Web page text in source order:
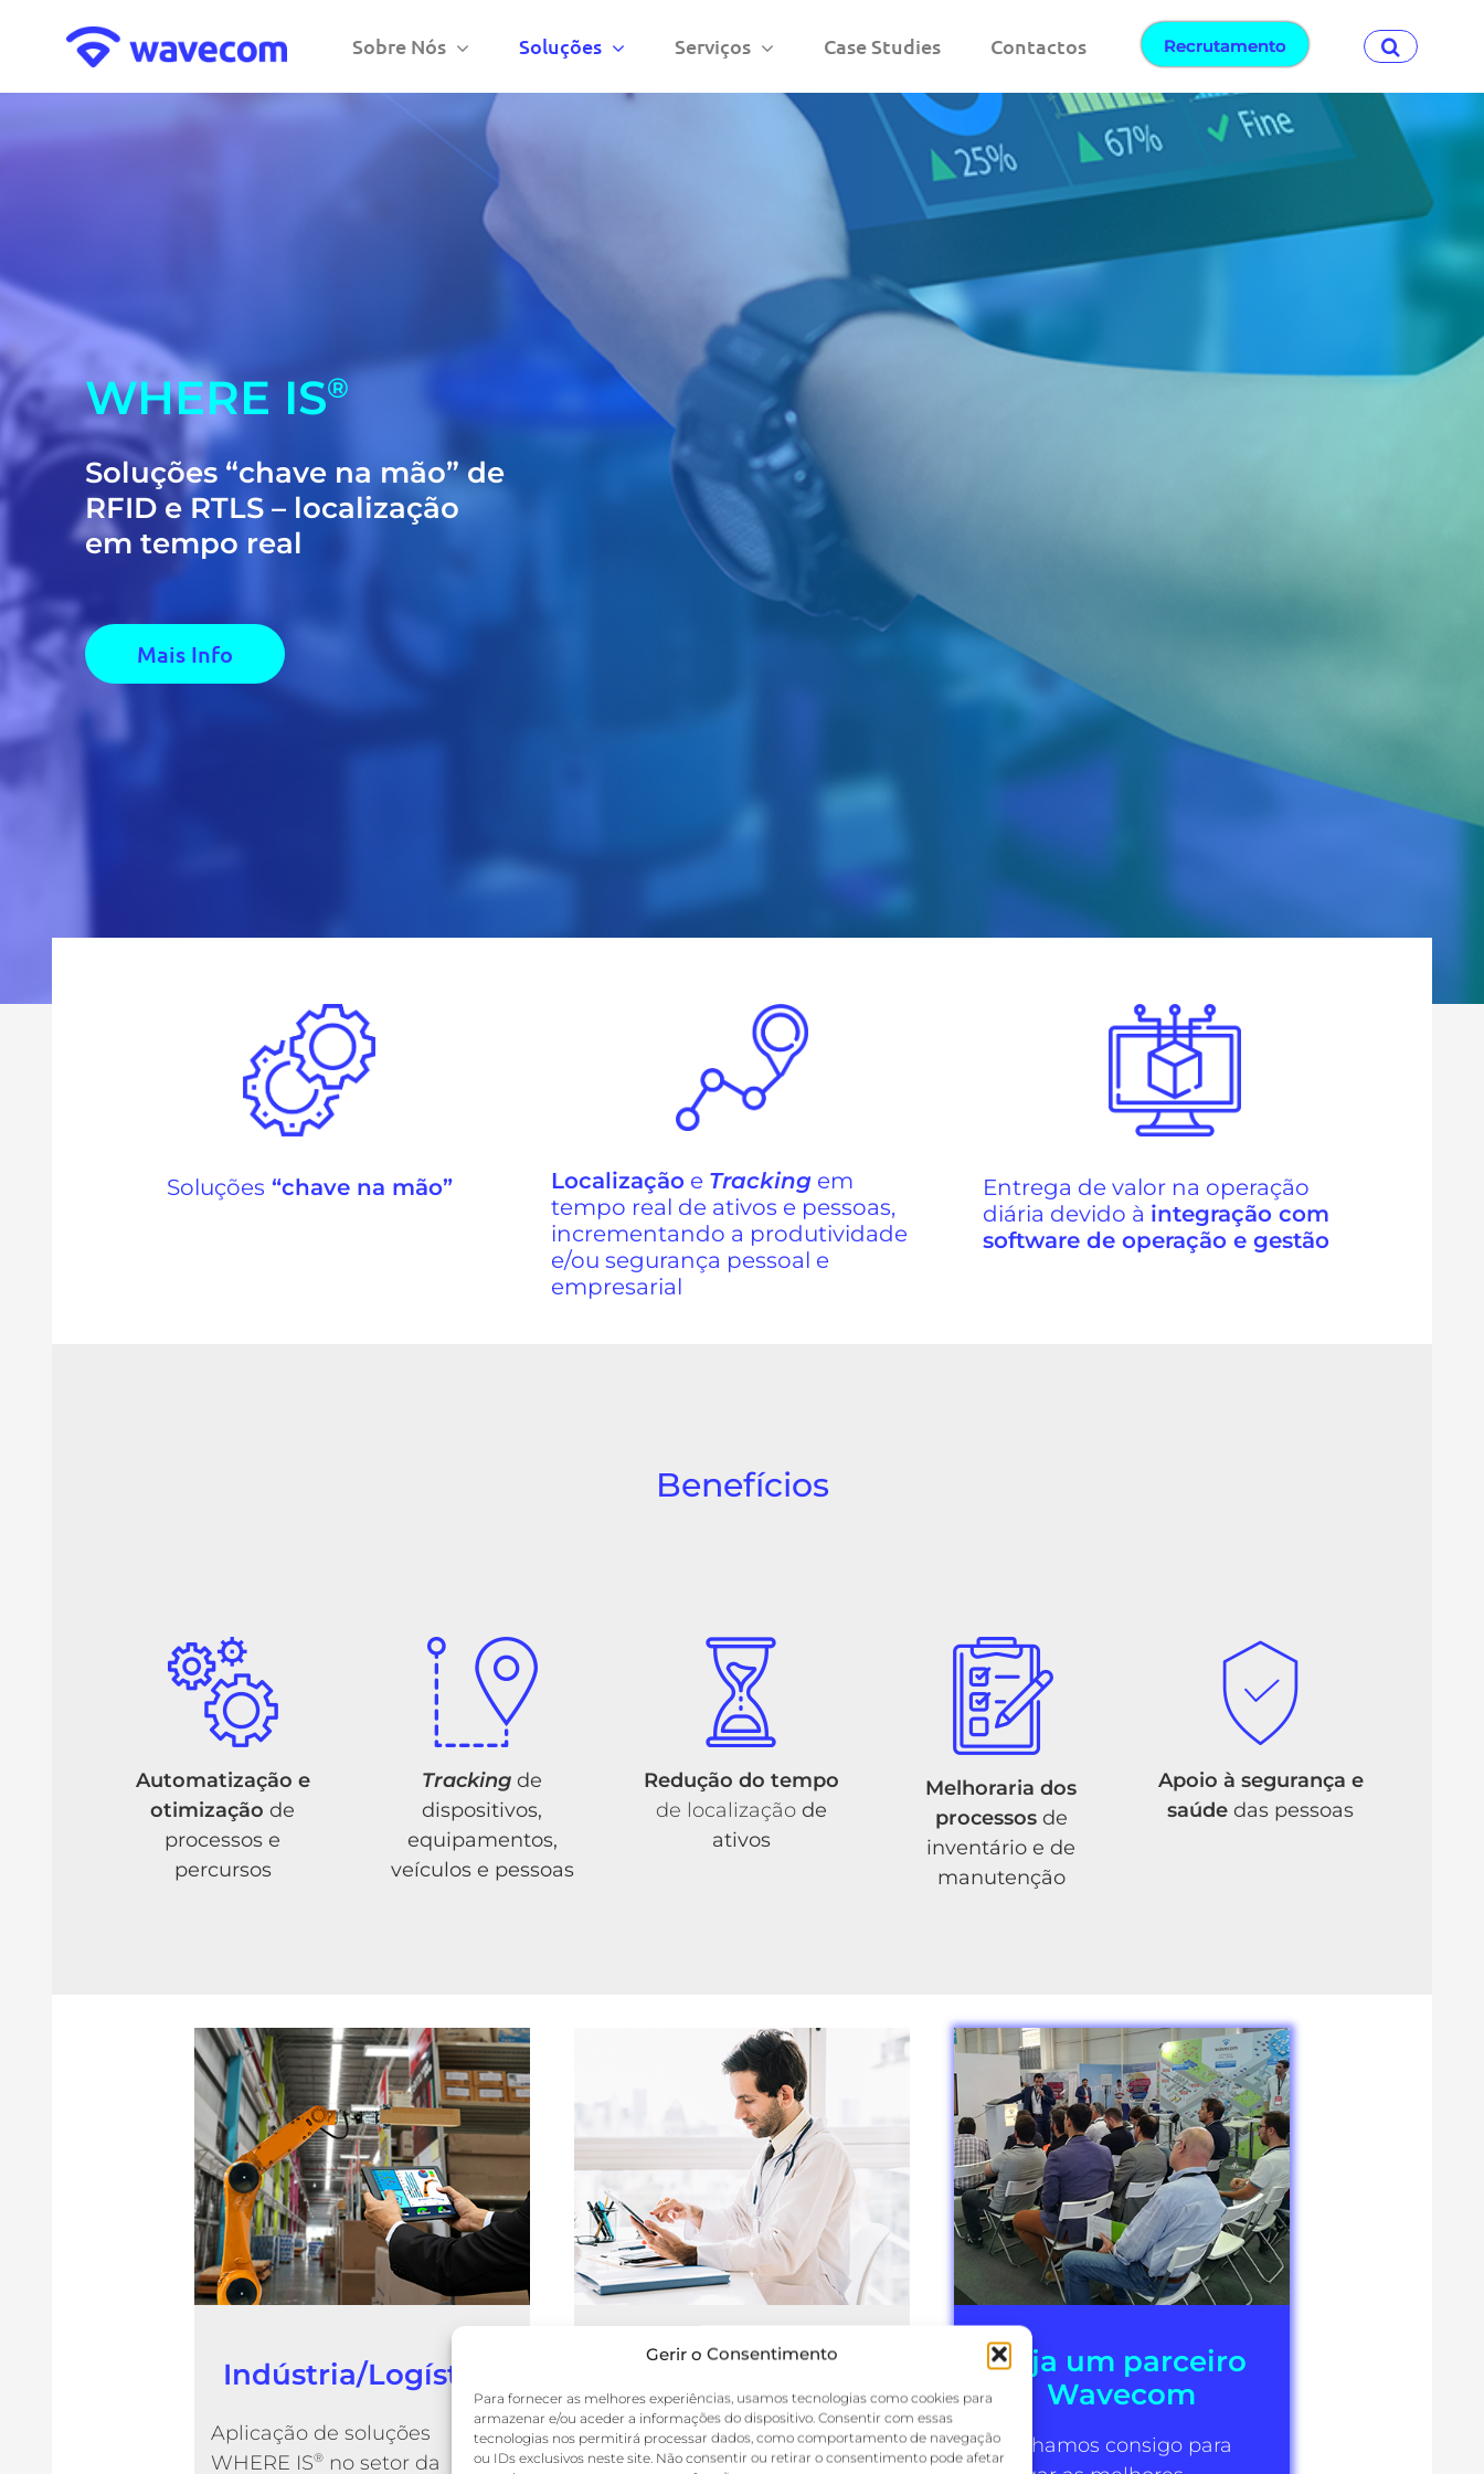
Gerir o Consentimento
Para fornecer as melhores experiências, usamos tecnologias como cookies para
armazenar e/ou aceder a informações do dispositivo. Consentir com essas
tecnologias nos permitirá processar dados, como comportamento de navegação
ou IDs exclusivos neste site. Não consentir ou retirar o consentimento pode afetar
Sobre Nós Soluções Serviços Case Studies Contactos Recrutamento
WHERE IS®
Soluções “chave na mão” de
RFID e RTLS – localização
em tempo real
Mais Info
Soluções “chave na mão” Localização e Trackingem
tempo real de ativos e pessoas,
incrementando a produtividade
e/ou segurança pessoal e
empresarial
Entrega de valor na operação
diária devido à integração com
software de operação e gestão
Benefícios
Automatização e
otimizaçãode
processos e
percursos
Tracking de
dispositivos,
equipamentos,
veículos e pessoas
Redução do tempo
de localizaçãode
ativos
Melhoraria dos
processos de
inventário e de
manutenção
Apoio à segurança e
saúdedas pessoas
Indústria/Logística
Aplicação de soluções
WHERE IS® no setor da
Saúde
Aplicação de soluções
Seja um parceiro
Wavecom
Trabalhamos consigo para